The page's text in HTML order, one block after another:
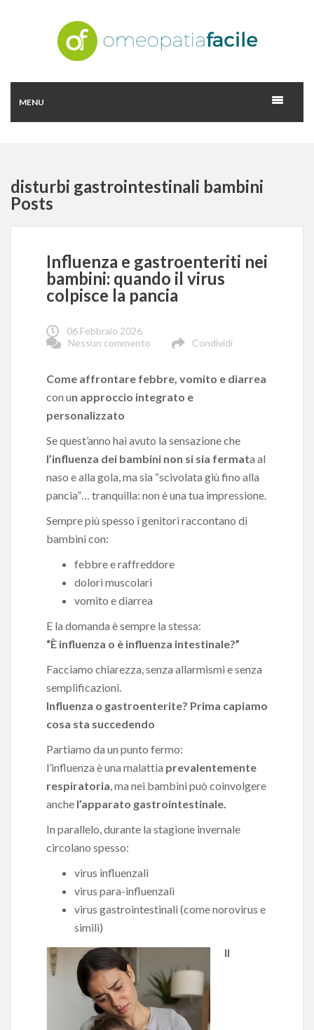
MENU
disturbi gastrointestinali bambini
Posts
Influenza e gastroenteriti nei
bambini: quando il virus
colpisce la pancia
06 Febbraio 2026
Nessun commento
Condividi
Come affrontare febbre, vomito e diarrea
con un approccio integrato e
personalizzato
Se quest’anno hai avuto la sensazione che
l’influenza dei bambini non si sia fermata al
naso e alla gola, ma sia “scivolata giù fino alla
pancia”… tranquilla: non è una tua impressione.
Sempre più spesso i genitori raccontano di
bambini con:
febbre e raffreddore
dolori muscolari
vomito e diarrea
E la domanda è sempre la stessa:
“È influenza o è influenza intestinale?”
Facciamo chiarezza, senza allarmismi e senza
semplificazioni.
Influenza o gastroenterite? Prima capiamo
cosa sta succedendo
Partiamo da un punto fermo:
l’influenza è una malattia prevalentemente
respiratoria, ma nei bambini può coinvolgere
anche l’apparato gastrointestinale.
In parallelo, durante la stagione invernale
circolano spesso:
virus influenzali
virus para-influenzali
virus gastrointestinali (come norovirus e
simili)
Il